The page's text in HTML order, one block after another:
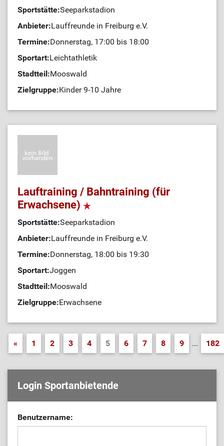
Sportstätte:Seeparkstadion
Anbieter:Lauffreunde in Freiburg e.V.
Termine:Donnerstag, 17:00 bis 18:00
Sportart:Leichtathletik
Stadtteil:Mooswald
Zielgruppe:Kinder 9-10 Jahre
Lauftraining / Bahntraining (für
Erwachsene)
Sportstätte:Seeparkstadion
Anbieter:Lauffreunde in Freiburg e.V.
Termine:Donnerstag, 18:00 bis 19:30
Sportart:Joggen
Stadtteil:Mooswald
Zielgruppe:Erwachsene
« 1 2 3 4 5 6 7 8 9 ... 182
Login Sportanbietende
Benutzername: